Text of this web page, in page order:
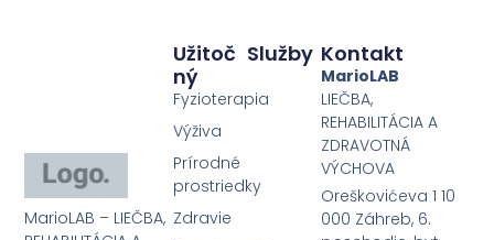
MarioLAB – LIEČBA,
Služby
Užitoč
Ný
Fyzioterapia
Výživa
Prírodné
prostriedky
Zdravie
Kontakt
MarioLAB
LIEČBA,
REHABILITÁCIA A
ZDRAVOTNÁ
VÝCHOVA
Oreškovićeva 1 10
000 Záhreb, 6.